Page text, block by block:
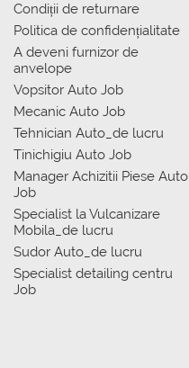
Condiții de returnare
Politica de confidențialitate
A deveni furnizor de
anvelope
Vopsitor Auto Job
Mecanic Auto Job
Tehnician Auto_de lucru
Tinichigiu Auto Job
Manager Achizitii Piese Auto
Job
Specialist la Vulcanizare
Mobila_de lucru
Sudor Auto_de lucru
Specialist detailing centru
Job